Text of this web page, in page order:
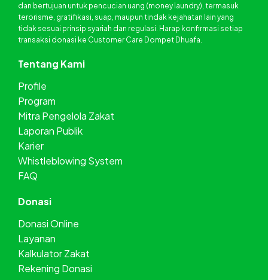
dan bertujuan untuk pencucian uang (money laundry), termasuk
terorisme, gratifikasi, suap, maupun tindak kejahatan lain yang
tidak sesuai prinsip syariah dan regulasi. Harap konfirmasi setiap
transaksi donasi ke Customer Care Dompet Dhuafa.
Tentang Kami
Profile
Program
Mitra Pengelola Zakat
Laporan Publik
Karier
Whistleblowing System
FAQ
Donasi
Donasi Online
Layanan
Kalkulator Zakat
Rekening Donasi